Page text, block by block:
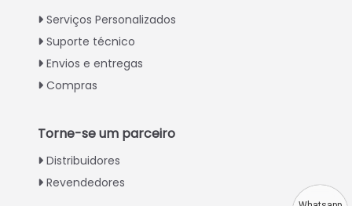
Serviços Personalizados
Suporte técnico
Envios e entregas
Compras
Torne-se um parceiro
Distribuidores
Revendedores
Swahili
Urdu
Greek
Italian